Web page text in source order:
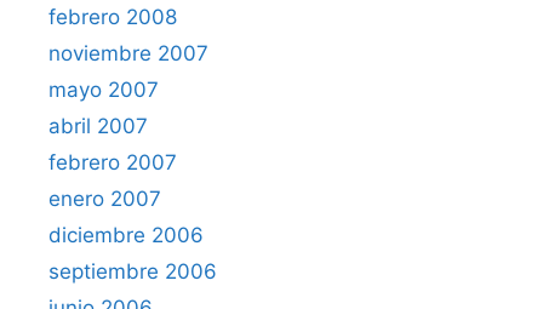
febrero 2008
noviembre 2007
mayo 2007
abril 2007
febrero 2007
enero 2007
diciembre 2006
septiembre 2006